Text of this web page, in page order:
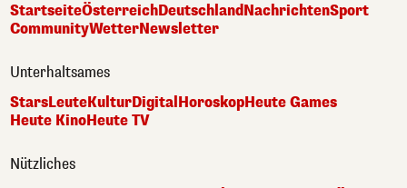
StartseiteÖsterreichDeutschlandNachrichtenSport
CommunityWetterNewsletter
Unterhaltsames
StarsLeuteKulturDigital HoroskopHeute Games
Heute KinoHeute TV
Nützliches